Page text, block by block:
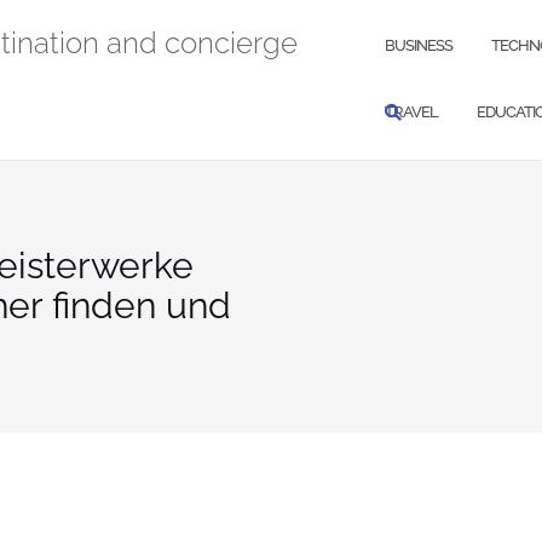
and concierge BUSINESS
TRAVEL
finden und